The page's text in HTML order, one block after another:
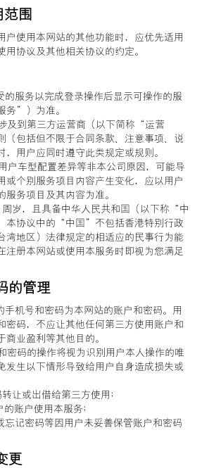
范围
户使用本网站的其他功能时，应优先适用
用协议及其他相关协议的约定。
的服务以完成登录操作后显示可操作的服
务”）为准。
及到第三方运营商（以下简称“运营
包括但不限于合同条款、注意事项、说
，用户应同时遵守此类规定或规则。
户车型配置差异等非本公司原因，可能导
或个别服务项目内容产生变化，应以用户
务项目及其内容为准。
周岁，且具备中华人民共和国（以下称“中
本协议中的“中国”不包括香港特别行政
湾地区）法律规定的相适应的民事行为能
注册本网站或使用本服务时即视为您满足
的管理
手机号和密码为本网站的账户和密码。用
密码，不应让其他任何第三方使用账户和
业盈利等其他目的。
密码的操作将视为识别用户本人操作的唯
发生以下情形导致给用户自身造成损失或
让或出借给第三方使用；
的账户使用本服务；
忘记密码等因用户未妥善保管账户和密码
更